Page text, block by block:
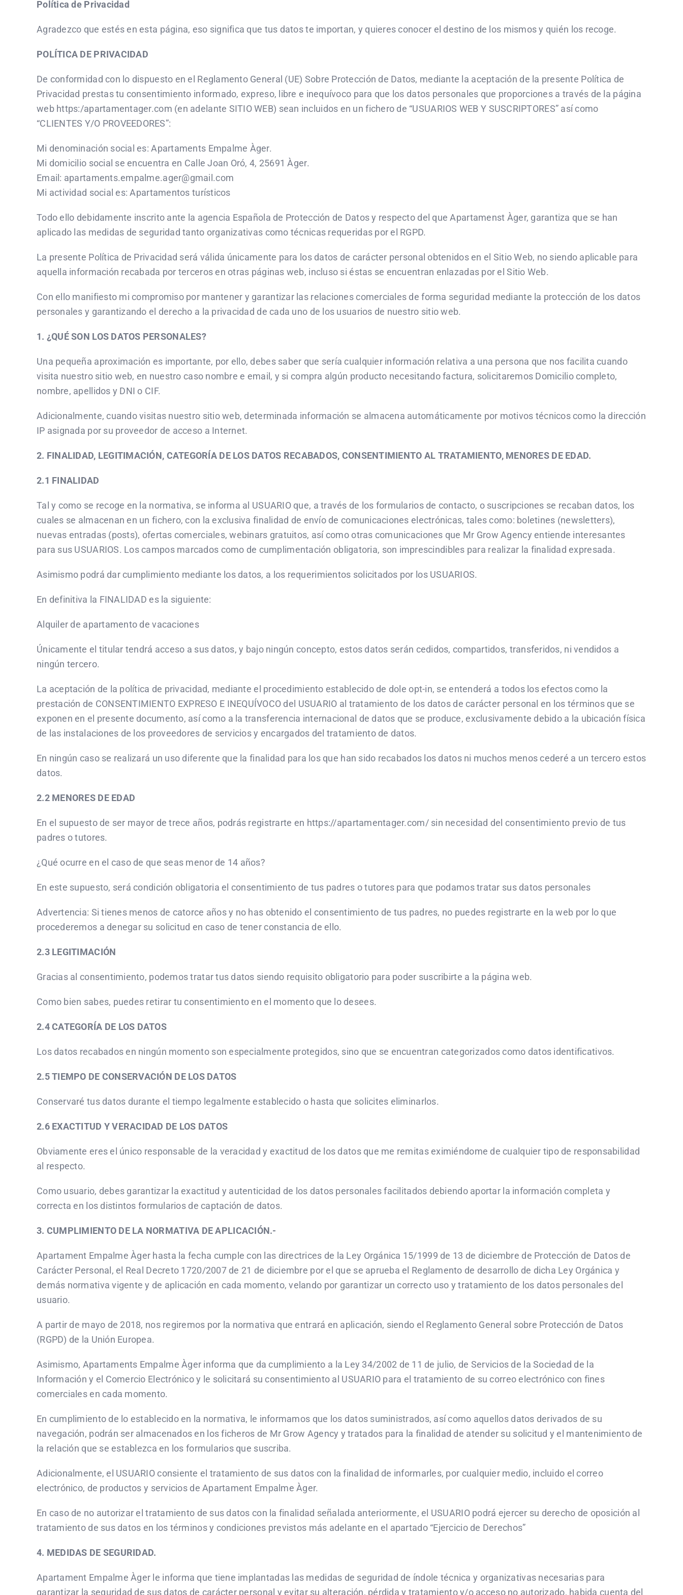
Política de Privacidad
Agradezco que estés en esta página, eso significa que tus datos te importan, y quieres conocer el destino de los mismos y quién los recoge.
POLÍTICA DE PRIVACIDAD
De conformidad con lo dispuesto en el Reglamento General (UE) Sobre Protección de Datos, mediante la aceptación de la presente Política de
Privacidad prestas tu consentimiento informado, expreso, libre e inequívoco para que los datos personales que proporciones a través de la página
web https:/apartamentager.com (en adelante SITIO WEB) sean incluidos en un fichero de “USUARIOS WEB Y SUSCRIPTORES” así como
“CLIENTES Y/O PROVEEDORES”:
Mi denominación social es: Apartaments Empalme Àger.
Mi domicilio social se encuentra en Calle Joan Oró, 4, 25691 Àger.
Email: apartaments.empalme.ager@gmail.com
Mi actividad social es: Apartamentos turísticos
Todo ello debidamente inscrito ante la agencia Española de Protección de Datos y respecto del que Apartamenst Àger, garantiza que se han
aplicado las medidas de seguridad tanto organizativas como técnicas requeridas por el RGPD.
La presente Política de Privacidad será válida únicamente para los datos de carácter personal obtenidos en el Sitio Web, no siendo aplicable para
aquella información recabada por terceros en otras páginas web, incluso si éstas se encuentran enlazadas por el Sitio Web.
Con ello manifiesto mi compromiso por mantener y garantizar las relaciones comerciales de forma seguridad mediante la protección de los datos
personales y garantizando el derecho a la privacidad de cada uno de los usuarios de nuestro sitio web.
1. ¿QUÉ SON LOS DATOS PERSONALES?
Una pequeña aproximación es importante, por ello, debes saber que sería cualquier información relativa a una persona que nos facilita cuando
visita nuestro sitio web, en nuestro caso nombre e email, y si compra algún producto necesitando factura, solicitaremos Domicilio completo,
nombre, apellidos y DNI o CIF.
Adicionalmente, cuando visitas nuestro sitio web, determinada información se almacena automáticamente por motivos técnicos como la dirección
IP asignada por su proveedor de acceso a Internet.
2. FINALIDAD, LEGITIMACIÓN, CATEGORÍA DE LOS DATOS RECABADOS, CONSENTIMIENTO AL TRATAMIENTO, MENORES DE EDAD.
2.1 FINALIDAD
Tal y como se recoge en la normativa, se informa al USUARIO que, a través de los formularios de contacto, o suscripciones se recaban datos, los
cuales se almacenan en un fichero, con la exclusiva finalidad de envío de comunicaciones electrónicas, tales como: boletines (newsletters),
nuevas entradas (posts), ofertas comerciales, webinars gratuitos, así como otras comunicaciones que Mr Grow Agency entiende interesantes
para sus USUARIOS. Los campos marcados como de cumplimentación obligatoria, son imprescindibles para realizar la finalidad expresada.
Asimismo podrá dar cumplimiento mediante los datos, a los requerimientos solicitados por los USUARIOS.
En definitiva la FINALIDAD es la siguiente:
Alquiler de apartamento de vacaciones
Únicamente el titular tendrá acceso a sus datos, y bajo ningún concepto, estos datos serán cedidos, compartidos, transferidos, ni vendidos a
ningún tercero.
La aceptación de la política de privacidad, mediante el procedimiento establecido de dole opt-in, se entenderá a todos los efectos como la
prestación de CONSENTIMIENTO EXPRESO E INEQUÍVOCO del USUARIO al tratamiento de los datos de carácter personal en los términos que se
exponen en el presente documento, así como a la transferencia internacional de datos que se produce, exclusivamente debido a la ubicación física
de las instalaciones de los proveedores de servicios y encargados del tratamiento de datos.
En ningún caso se realizará un uso diferente que la finalidad para los que han sido recabados los datos ni muchos menos cederé a un tercero estos
datos.
2.2 MENORES DE EDAD
En el supuesto de ser mayor de trece años, podrás registrarte en https://apartamentager.com/ sin necesidad del consentimiento previo de tus
padres o tutores.
¿Qué ocurre en el caso de que seas menor de 14 años?
En este supuesto, será condición obligatoria el consentimiento de tus padres o tutores para que podamos tratar sus datos personales
Advertencia: Si tienes menos de catorce años y no has obtenido el consentimiento de tus padres, no puedes registrarte en la web por lo que
procederemos a denegar su solicitud en caso de tener constancia de ello.
2.3 LEGITIMACIÓN
Gracias al consentimiento, podemos tratar tus datos siendo requisito obligatorio para poder suscribirte a la página web.
Como bien sabes, puedes retirar tu consentimiento en el momento que lo desees.
2.4 CATEGORÍA DE LOS DATOS
Los datos recabados en ningún momento son especialmente protegidos, sino que se encuentran categorizados como datos identificativos.
2.5 TIEMPO DE CONSERVACIÓN DE LOS DATOS
Conservaré tus datos durante el tiempo legalmente establecido o hasta que solicites eliminarlos.
2.6 EXACTITUD Y VERACIDAD DE LOS DATOS
Obviamente eres el único responsable de la veracidad y exactitud de los datos que me remitas eximiéndome de cualquier tipo de responsabilidad
al respecto.
Como usuario, debes garantizar la exactitud y autenticidad de los datos personales facilitados debiendo aportar la información completa y
correcta en los distintos formularios de captación de datos.
3. CUMPLIMIENTO DE LA NORMATIVA DE APLICACIÓN.-
Apartament Empalme Àger hasta la fecha cumple con las directrices de la Ley Orgánica 15/1999 de 13 de diciembre de Protección de Datos de
Carácter Personal, el Real Decreto 1720/2007 de 21 de diciembre por el que se aprueba el Reglamento de desarrollo de dicha Ley Orgánica y
demás normativa vigente y de aplicación en cada momento, velando por garantizar un correcto uso y tratamiento de los datos personales del
usuario.
A partir de mayo de 2018, nos regiremos por la normativa que entrará en aplicación, siendo el Reglamento General sobre Protección de Datos
(RGPD) de la Unión Europea.
Asimismo, Apartaments Empalme Àger informa que da cumplimiento a la Ley 34/2002 de 11 de julio, de Servicios de la Sociedad de la
Información y el Comercio Electrónico y le solicitará su consentimiento al USUARIO para el tratamiento de su correo electrónico con fines
comerciales en cada momento.
En cumplimiento de lo establecido en la normativa, le informamos que los datos suministrados, así como aquellos datos derivados de su
navegación, podrán ser almacenados en los ficheros de Mr Grow Agency y tratados para la finalidad de atender su solicitud y el mantenimiento de
la relación que se establezca en los formularios que suscriba.
Adicionalmente, el USUARIO consiente el tratamiento de sus datos con la finalidad de informarles, por cualquier medio, incluido el correo
electrónico, de productos y servicios de Apartament Empalme Àger.
En caso de no autorizar el tratamiento de sus datos con la finalidad señalada anteriormente, el USUARIO podrá ejercer su derecho de oposición al
tratamiento de sus datos en los términos y condiciones previstos más adelante en el apartado “Ejercicio de Derechos”
4. MEDIDAS DE SEGURIDAD.
Apartament Empalme Àger le informa que tiene implantadas las medidas de seguridad de índole técnica y organizativas necesarias para
garantizar la seguridad de sus datos de carácter personal y evitar su alteración, pérdida y tratamiento y/o acceso no autorizado, habida cuenta del